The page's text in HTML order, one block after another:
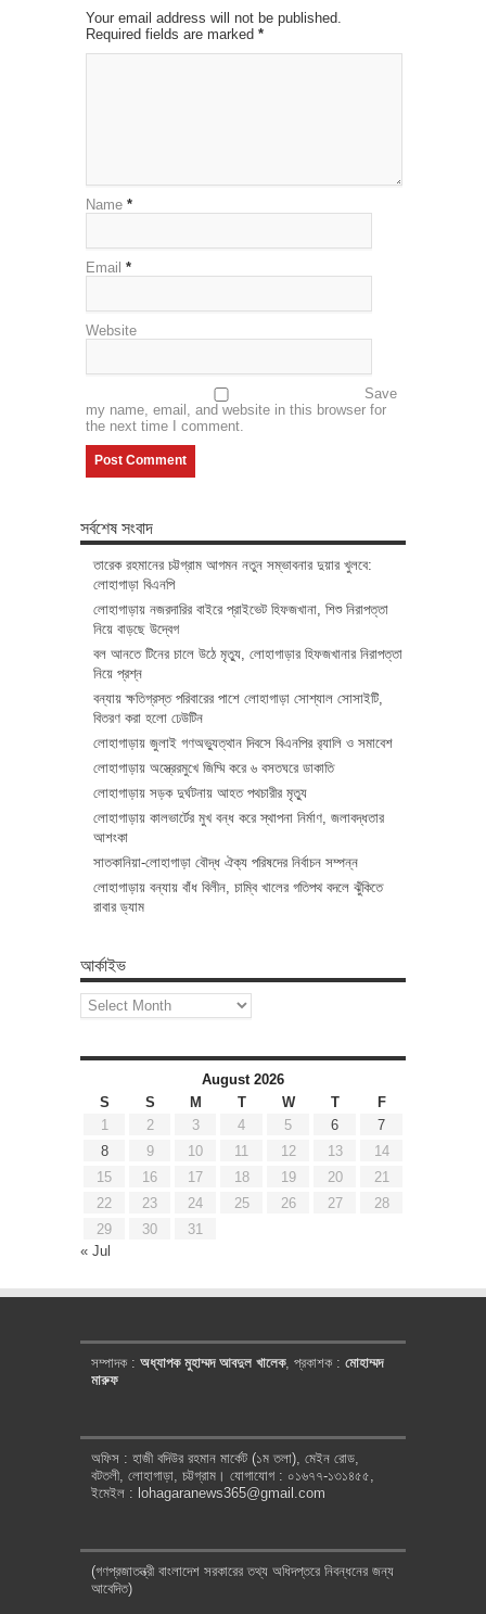
Your email address will not be published.
Required fields are marked *
Name *
Email *
Website
Save
my name, email, and website in this browser for
the next time I comment.
সর্বশেষ সংবাদ
তারেক রহমানের চট্টগ্রাম আগমন নতুন সম্ভাবনার দুয়ার খুলবে:
লোহাগাড়া বিএনপি
লোহাগাড়ায় নজরদারির বাইরে প্রাইভেট হিফজখানা, শিশু নিরাপত্তা
নিয়ে বাড়ছে উদ্বেগ
বল আনতে টিনের চালে উঠে মৃত্যু, লোহাগাড়ার হিফজখানার নিরাপত্তা
নিয়ে প্রশ্ন
বন্যায় ক্ষতিগ্রস্ত পরিবারের পাশে লোহাগাড়া সোশ্যাল সোসাইটি,
বিতরণ করা হলো ঢেউটিন
লোহাগাড়ায় জুলাই গণঅভ্যুত্থান দিবসে বিএনপির র‌্যালি ও সমাবেশ
লোহাগাড়ায় অস্ত্রেরমুখে জিম্মি করে ৬ বসতঘরে ডাকাতি
লোহাগাড়ায় সড়ক দুর্ঘটনায় আহত পথচারীর মৃত্যু
লোহাগাড়ায় কালভার্টের মুখ বন্ধ করে স্থাপনা নির্মাণ, জলাবদ্ধতার
আশংকা
সাতকানিয়া-লোহাগাড়া বৌদ্ধ ঐক্য পরিষদের নির্বাচন সম্পন্ন
লোহাগাড়ায় বন্যায় বাঁধ বিলীন, চাম্বি খালের গতিপথ বদলে ঝুঁকিতে
রাবার ড্যাম
আর্কাইভ
আর্কাইভ
August 2026
S
S M T W T
F
1
2 3 4 5 6
7
8
9 10 11 12 13
14
15
16 17 18 19 20
21
22
23 24 25 26 27
28
29
30
31
« Jul
সম্পাদক : অধ্যাপক মুহাম্মদ আবদুল খালেক, প্রকাশক : মোহাম্মদ
মারুফ
অফিস : হাজী বদিউর রহমান মার্কেট (১ম তলা), মেইন রোড,
বটতলী, লোহাগাড়া, চট্টগ্রাম। যোগাযোগ : ০১৬৭৭-১৩১৪৫৫,
ইমেইল : lohagaranews365@gmail.com
(গণপ্রজাতন্ত্রী বাংলাদেশ সরকারের তথ্য অধিদপ্তরে নিবন্ধনের জন্য
আবেদিত)